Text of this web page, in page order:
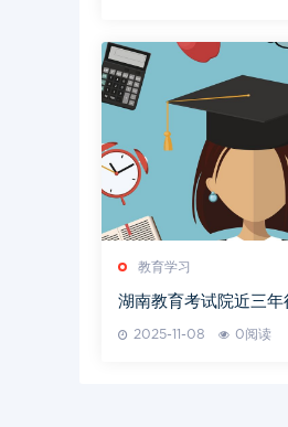
教育学习
湖南教育考试院近三年
2025-11-08 0阅读